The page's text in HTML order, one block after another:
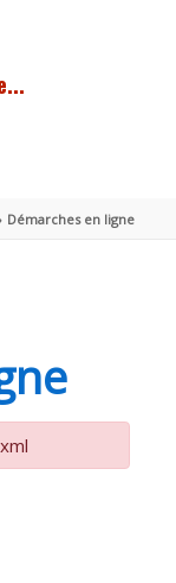
Démarches en ligne